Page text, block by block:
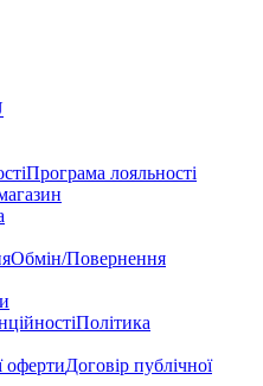
Програма лояльності
Обмін/Повернення
Політика
Договір публічної